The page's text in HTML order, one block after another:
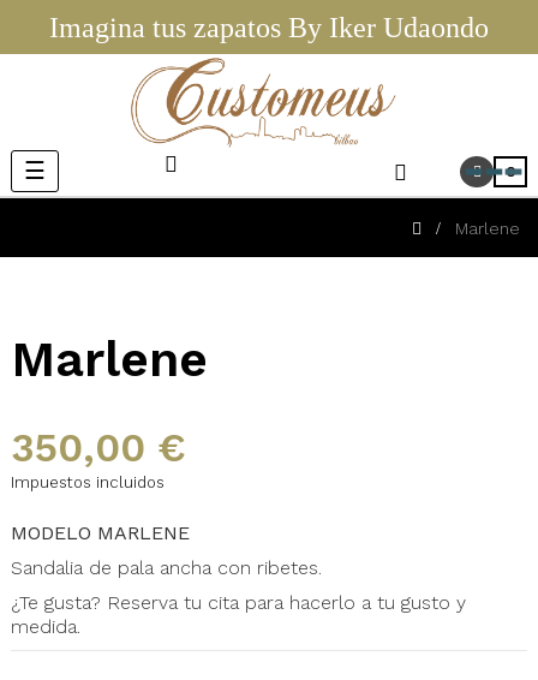
Imagina tus zapatos By Iker Udaondo
Navegación
de
☰ 0
Marlene
Marlene
350,00 €
Impuestos incluidos
MODELO MARLENE
Sandalia de pala ancha con ribetes.
¿Te gusta? Reserva tu cita para hacerlo a tu gusto y
medida.